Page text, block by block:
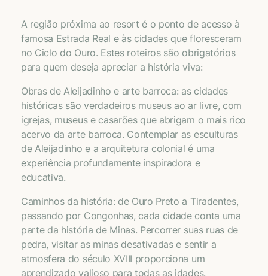
A região próxima ao resort é o ponto de acesso à
famosa Estrada Real e às cidades que floresceram
no Ciclo do Ouro. Estes roteiros são obrigatórios
para quem deseja apreciar a história viva:
Obras de Aleijadinho e arte barroca: as cidades
históricas são verdadeiros museus ao ar livre, com
igrejas, museus e casarões que abrigam o mais rico
acervo da arte barroca. Contemplar as esculturas
de Aleijadinho e a arquitetura colonial é uma
experiência profundamente inspiradora e
educativa.
Caminhos da história: de Ouro Preto a Tiradentes,
passando por Congonhas, cada cidade conta uma
parte da história de Minas. Percorrer suas ruas de
pedra, visitar as minas desativadas e sentir a
atmosfera do século XVIII proporciona um
aprendizado valioso para todas as idades.